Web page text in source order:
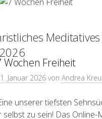
Wochen Freiheit
Januar 2026 von Andrea
unserer tiefsten
selbst zu sein! Das Online-